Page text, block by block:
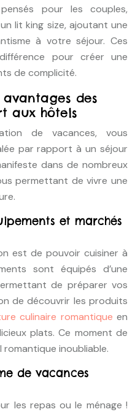
pour les couples,
lit king size, ajoutant une
à votre séjour. Ces
pour créer une
de complicité.
des
aux hôtels
de vacances, vous
par rapport à un séjour
dans de nombreux
permettant de vivre une
et marchés
est de pouvoir cuisiner à
sont équipés d’une
de préparer vos
de découvrir les produits
culinaire romantique en
plats. Ce moment de
inoubliable.
de vacances
les repas ou le ménage !